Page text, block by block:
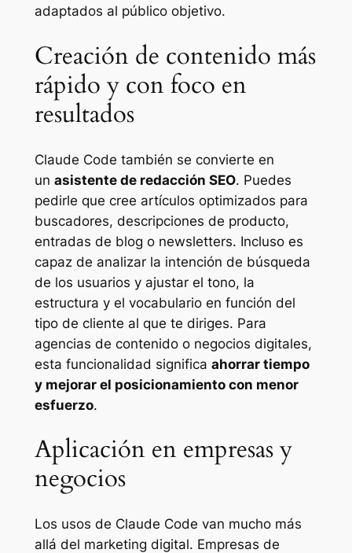
adaptados al público objetivo.
Creación de contenido más
rápido y con foco en
resultados
Claude Code también se convierte en
un asistente de redacción SEO. Puedes
pedirle que cree artículos optimizados para
buscadores, descripciones de producto,
entradas de blog o newsletters. Incluso es
capaz de analizar la intención de búsqueda
de los usuarios y ajustar el tono, la
estructura y el vocabulario en función del
tipo de cliente al que te diriges. Para
agencias de contenido o negocios digitales,
esta funcionalidad significa ahorrar tiempo
y mejorar el posicionamiento con menor
esfuerzo.
Aplicación en empresas y
negocios
Los usos de Claude Code van mucho más
allá del marketing digital. Empresas de